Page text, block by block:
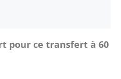
pour ce transfert à 60